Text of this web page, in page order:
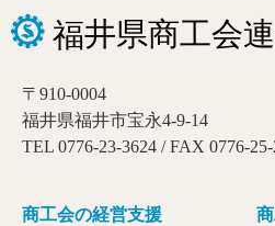
〒910-0004
福井県福井市宝永4-9-14
TEL 0776-23-3624 / FAX 0776-
商工会の経営支援